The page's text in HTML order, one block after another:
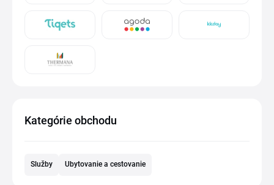
Kategórie obchodu
Služby Ubytovanie a cestovanie